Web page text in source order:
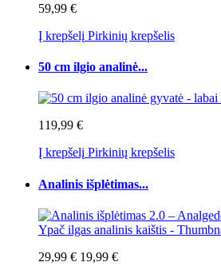
59,99 €
Į krepšelį Pirkinių krepšelis
50 cm ilgio analinė...
119,99 €
Į krepšelį Pirkinių krepšelis
Analinis išplėtimas...
29,99 € 19,99 €